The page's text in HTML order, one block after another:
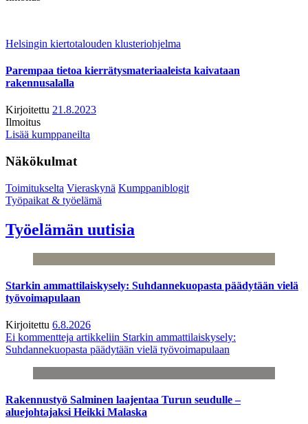
Helsingin kiertotalouden klusteriohjelma
Parempaa tietoa kierrätysmateriaaleista kaivataan
rakennusalalla
Kirjoitettu 21.8.2023
Ilmoitus
Lisää kumppaneilta
Näkökulmat
Toimitukselta Vieraskynä Kumppaniblogit
Työpaikat & työelämä
Työelämän uutisia
Starkin ammattilaiskysely: Suhdannekuopasta päädytään vielä
työvoimapulaan
Kirjoitettu 6.8.2026
Ei kommentteja artikkeliin Starkin ammattilaiskysely:
Suhdannekuopasta päädytään vielä työvoimapulaan
Rakennustyö Salminen laajentaa Turun seudulle –
aluejohtajaksi Heikki Malaska